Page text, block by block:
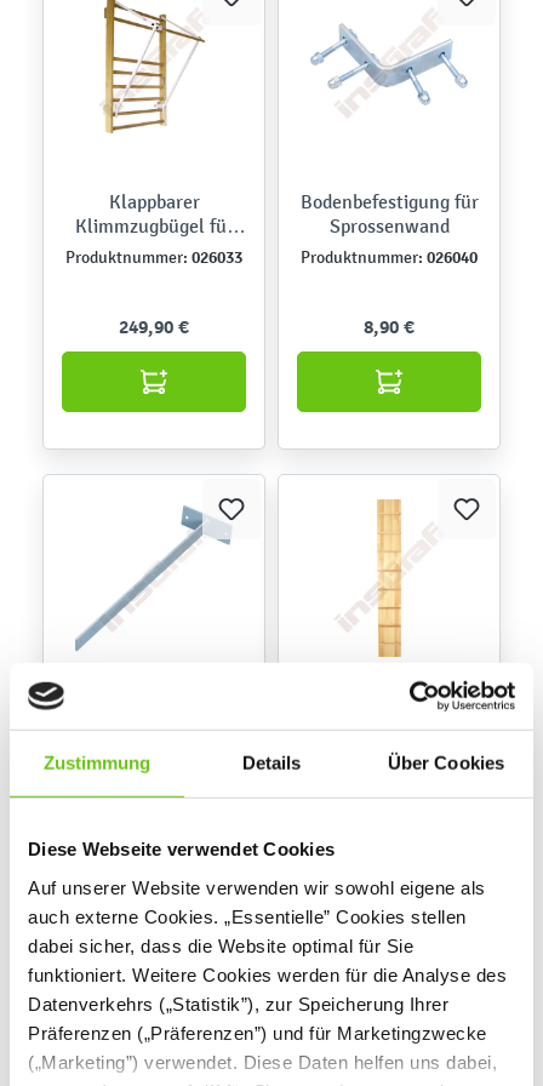
Zustimmung Details Über Cookies
Diese Webseite verwendet Cookies
Auf unserer Website verwenden wir sowohl eigene als
auch externe Cookies. „Essentielle” Cookies stellen
dabei sicher, dass die Website optimal für Sie
funktioniert. Weitere Cookies werden für die Analyse des
Datenverkehrs („Statistik”), zur Speicherung Ihrer
Präferenzen („Präferenzen”) und für Marketingzwecke
(„Marketing”) verwendet. Diese Daten helfen uns dabei,
Klappbarer
Klimmzugbügel für
Sprossenwand
Produktnummer: 026033
249,90 €
Bodenbefestigung für
Sprossenwand
Produktnummer: 026040
8,90 €
Produktnummer:
16,90 €
Einhänge-Element
Produktnummer:026073